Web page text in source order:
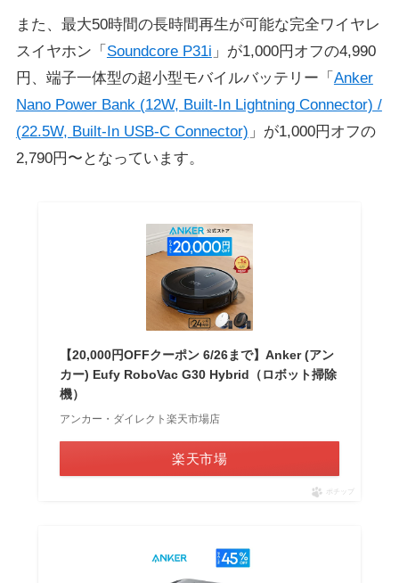
また、最大50時間の長時間再生が可能な完全ワイヤレ
スイヤホン「 Soundcore P31i 」が1,000円オフの4,990
円、端子一体型の超小型モバイルバッテリー「 Anker
Nano Power Bank (12W, Built-In Lightning Connector) /
(22.5W, Built-In USB-C Connector) 」が1,000円オフの
2,790円〜となっています。
【20,000円OFFクーポン 6/26まで】Anker (アン
カー) Eufy RoboVac G30 Hybrid（ロボット掃除
機）
アンカー・ダイレクト楽天市場店
楽天市場
ポチップ